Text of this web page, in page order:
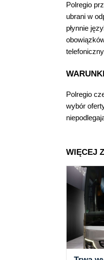
Polregio
ubrani w
płynnie
Polregio
wybór
WIĘCEJ